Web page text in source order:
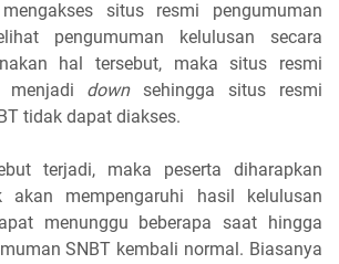
situs resmi pengumuman
pengumuman kelulusan secara
hal tersebut, maka situs resmi
menjadi downsehingga situs resmi
tidak dapat diakses.
terjadi, maka peserta diharapkan
mempengaruhi hasil kelulusan
menunggu beberapa saat hingga
SNBT kembali normal. Biasanya